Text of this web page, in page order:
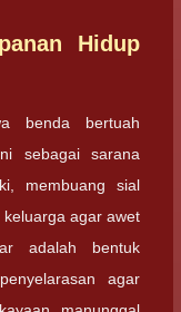
Hidup
benda bertuah
sebagai sarana
membuang sial
agar awet
adalah bentuk
agar